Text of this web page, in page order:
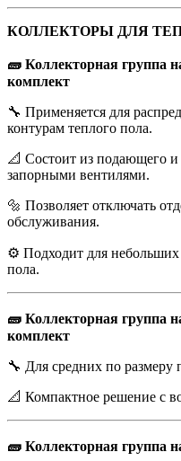
КОЛЛЕКТОРЫ ДЛЯ
🧱 Коллекторная группа
комплект
🔧 Применяется для
контурам теплого пола.
📐 Состоит из подающего и
запорными вентилями.
🔩 Позволяет отключать
обслуживания.
⚙️ Подходит для
пола.
🧱 Коллекторная группа
комплект
🔧 Для средних по
📐 Компактное решение с
🧱 Коллекторная группа